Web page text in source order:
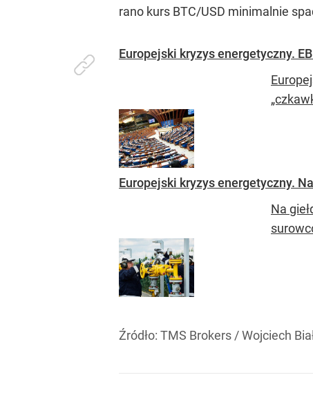
rano kurs BTC/USD minimalnie
Europejski kryzys energetyczny.
Europejski kryzys energetyczny.
Na
Źródło: TMS Brokers /Wojciech